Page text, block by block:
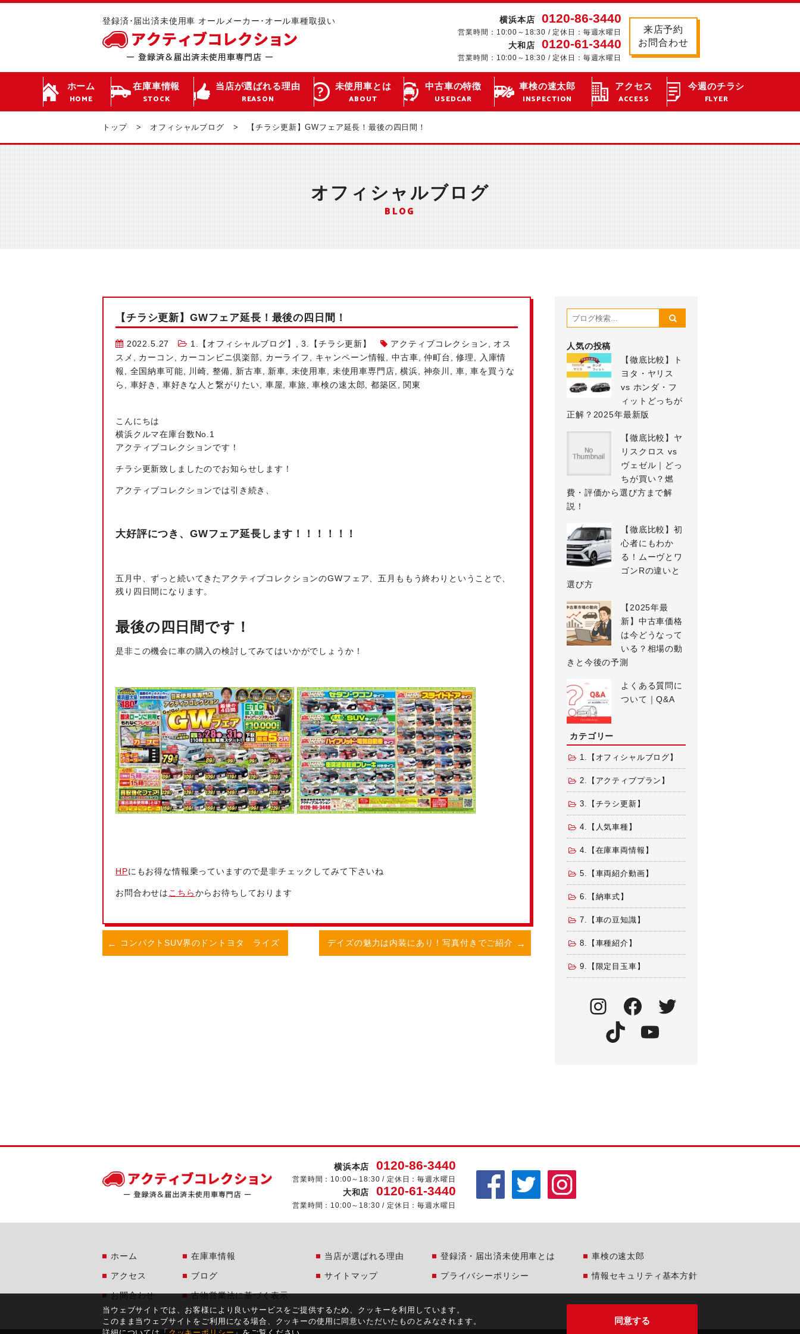
登録済･届出済未使用車 オールメーカー･オール車種取扱い 横浜本店 0120-86-3440
営業時間：10:00～18:30 / 定休日：毎週水曜日
大和店 0120-61-3440
営業時間：10:00～18:30 / 定休日：毎週水曜日
来店予約
お問合わせ
ホーム
HOME
在庫車情報
STOCK
当店が選ばれる理由
REASON
未使用車とは
ABOUT
中古車の特徴
USEDCAR
車検の速太郎
INSPECTION
アクセス
ACCESS
今週のチラシ
FLYER
トップ オフィシャルブログ 【チラシ更新】GWフェア延長！最後の四日間！
オフィシャルブログ
BLOG
【チラシ更新】GWフェア延長！最後の四日間！
2022.5.27 1.【オフィシャルブログ】 ,3.【チラシ更新】 アクティブコレクション
オス
スメ
カーコン カーコンビニ倶楽部 カーライフ キャンペーン情報 中古車 ,仲町台 ,修理
入庫情
報
全国納車可能 川崎 整備 新古車 新車 未使用車 未使用車専門店 ,横浜 神奈川 車 ,車を買うな
ら
車好き 車好きな人と繋がりたい 車屋 ,車旅 ,車検の速太郎 ,都築区 関東
こんにちは
横浜クルマ在庫台数No.1
アクティブコレクションです！
チラシ更新致しましたのでお知らせします！
アクティブコレクションでは引き続き、
大好評につき、GWフェア延長します！！！！！！
五月中、ずっと続いてきたアクティブコレクションのGWフェア、五月ももう終わりということで、
残り四日間になります。
最後の四日間です！
是非この機会に車の購入の検討してみてはいかがでしょうか！
HPにもお得な情報乗っていますので是非チェックしてみて下さいね
お問合わせはこちらからお待ちしております
コンパクトSUV界のドン トヨタ ライズ デイズの魅力は内装にあり！写真付きでご紹介
人気の投稿
【徹底比較】ト
ヨタ・ヤリス
vs ホンダ・フ
ィットどっちが
正解？2025年最新版
【徹底比較】ヤ
リスクロス vs
ヴェゼル｜どっ
ちが買い？燃
費・評価から選び方まで解
説！
【徹底比較】初
心者にもわか
る！ムーヴとワ
ゴンRの違いと
選び方
【2025年最
新】中古車価格
は今どうなって
いる？相場の動
きと今後の予測
よくある質問に
ついて｜Q&A
カテゴリー
1.【オフィシャルブログ】
2.【アクティブプラン】
3.【チラシ更新】
4.【人気車種】
4.【在庫車両情報】
5.【車両紹介動画】
6.【納車式】
7.【車の豆知識】
8.【車種紹介】
9.【限定目玉車】
Instagram
Facebook
TikTokYouTube
横浜本店 0120-86-3440
営業時間：10:00～18:30 / 定休日：毎週水曜日
大和店 0120-61-3440
営業時間：10:00～18:30 / 定休日：毎週水曜日
ホーム
アクセス
お問合わせ
在庫車情報
ブログ
古物営業法に基づく表示
当店が選ばれる理由
サイトマップ
登録済・届出済未使用車とは
プライバシーポリシー
車検の速太郎
情報セキュリティ基本方針
当ウェブサイトでは、お客様により良いサービスをご提供するため、クッキーを利用しています。
このまま当ウェブサイトをご利用になる場合、クッキーの使用に同意いただいたものとみなされます。
同意する